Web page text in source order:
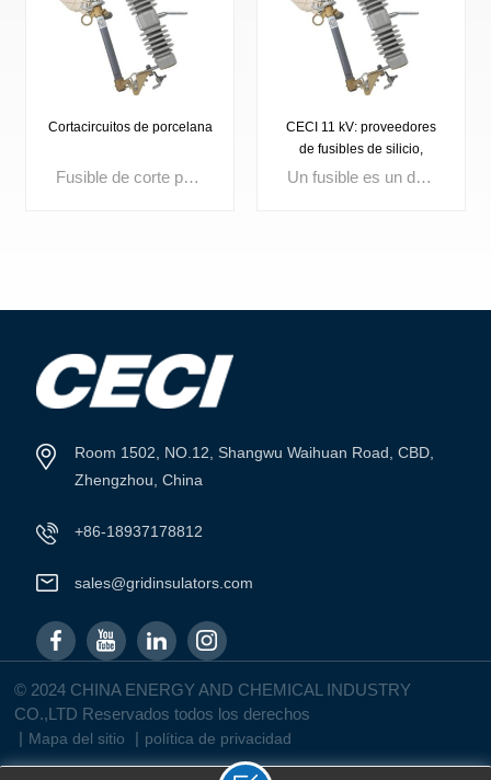
Cortacircuitos de porcelana
Fusible de corte para exteriores. Tensión nominal: 3 kV, 10 kV, 15 kV, 24 kV, 27 kV, 33 kV, 36 kV. Corriente máxima: 100 A, 200 A.
VER MÁS
CECI 11 kV: proveedores
de fusibles de silicio,
fusibles de excelenteUn fusible es un dispositivo compacto de protección contra sobrecorriente que funde su elemento interno cuando la corriente excede un límite establecido, interrumpiendo instantáneamente el circuito. Ampliamente utilizados en distribución eléctrica, aparamenta, transformadores y paneles de control, los fusibles de alta calidad garantizan un rápido aislamiento de fallas, mejoran la seguridad del circuito y la confiabilidad del sistema.
Room 1502, NO.12, Shangwu Waihuan Road, CBD,
Zhengzhou, China
+86-18937178812
sales@gridinsulators.com
© 2024 CHINA ENERGY AND CHEMICAL INDUSTRY
CO.,LTD Reservados todos los derechos
| Mapa del sitio | política de privacidad